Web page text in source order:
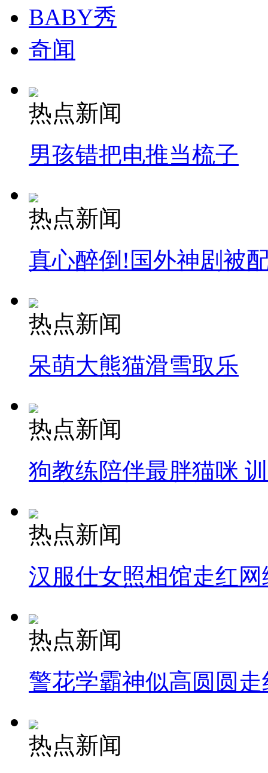
BABY秀
奇闻
热点新闻
男孩错把电推当梳子
热点新闻
真心醉倒!国外神剧被
热点新闻
呆萌大熊猫滑雪取乐
热点新闻
狗教练陪伴最胖猫咪
热点新闻
汉服仕女照相馆走红网
热点新闻
警花学霸神似高圆圆走
热点新闻